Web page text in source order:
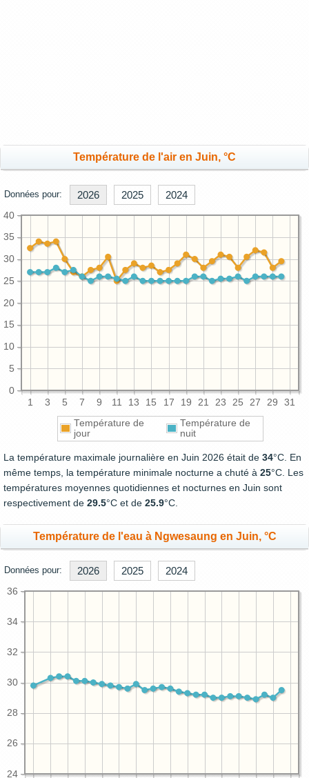
Température de l'air en Juin, °C
Données pour: 2026 2025 2024
1 3 5 7 9 11 13 15 17 19 21 23 25 27 29 31
0
5
10
15
20
25
30
35
40
Température de
jour
Température de
nuit
La température maximale journalière en Juin 2026 était de 34°C. En
même temps, la température minimale nocturne a chuté à 25°C. Les
températures moyennes quotidiennes et nocturnes en Juin sont
respectivement de 29.5°C et de 25.9°C.
Température de l'eau à Ngwesaung en Juin, °C
Données pour: 2026 2025 2024
24
26
28
30
32
34
36